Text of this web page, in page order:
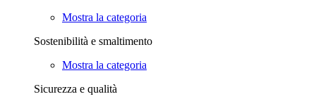
Mostra la categoria
Sostenibilità e smaltimento
Mostra la categoria
Sicurezza e qualità